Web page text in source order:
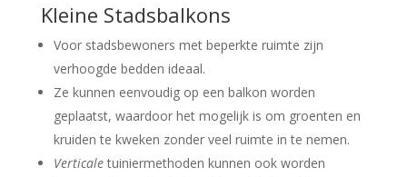
Kleine Stadsbalkons
Voor stadsbewoners met beperkte ruimte zijn
verhoogde bedden ideaal.
Ze kunnen eenvoudig op een balkon worden
geplaatst, waardoor het mogelijk is om groenten en
kruiden te kweken zonder veel ruimte in te nemen.
Verticaletuiniermethoden kunnen ook worden